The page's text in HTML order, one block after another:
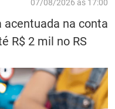
07/08/2026 às 17:00
na conta
R$ 2 mil no RS